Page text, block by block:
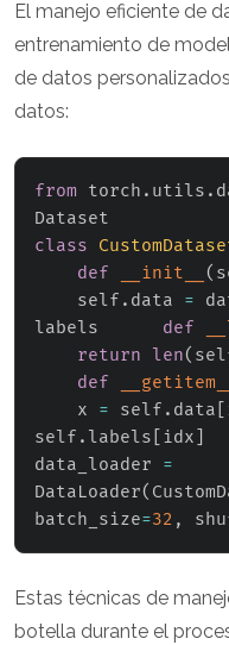
El manejo eficiente de
entrenamiento de
de datos
datos:
from torch . utils .
class
def
__init__ (
    self
. data =
labels def
return
len(
def
__getitem__
    x
= self . data
self . labels idx
data_loader =
DataLoader(
batch_size=32 ,
Estas técnicas de
botella durante el